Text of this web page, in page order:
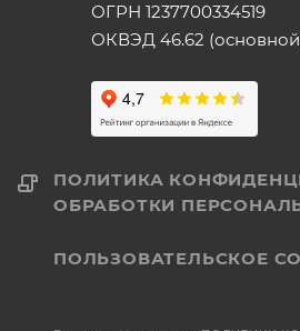
ОГРН 1237700334519
ОКВЭД 46.62
ПОЛИТИКА
ОБРАБОТКИ
ПОЛЬЗОВАТЕЛЬСКОЕ